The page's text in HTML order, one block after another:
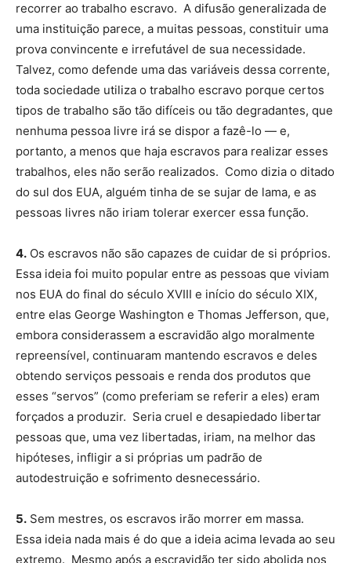
recorrer ao trabalho escravo. A difusão generalizada de
uma instituição parece, a muitas pessoas, constituir uma
prova convincente e irrefutável de sua necessidade.
Talvez, como defende uma das variáveis dessa corrente,
toda sociedade utiliza o trabalho escravo porque certos
tipos de trabalho são tão difíceis ou tão degradantes, que
nenhuma pessoa livre irá se dispor a fazê-lo — e,
portanto, a menos que haja escravos para realizar esses
trabalhos, eles não serão realizados. Como dizia o ditado
do sul dos EUA, alguém tinha de se sujar de lama, e as
pessoas livres não iriam tolerar exercer essa função.
4. Os escravos não são capazes de cuidar de si próprios.
Essa ideia foi muito popular entre as pessoas que viviam
nos EUA do final do século XVIII e início do século XIX,
entre elas George Washington e Thomas Jefferson, que,
embora considerassem a escravidão algo moralmente
repreensível, continuaram mantendo escravos e deles
obtendo serviços pessoais e renda dos produtos que
esses “servos” (como preferiam se referir a eles) eram
forçados a produzir. Seria cruel e desapiedado libertar
pessoas que, uma vez libertadas, iriam, na melhor das
hipóteses, infligir a si próprias um padrão de
autodestruição e sofrimento desnecessário.
5. Sem mestres, os escravos irão morrer em massa.
Essa ideia nada mais é do que a ideia acima levada ao seu
extremo. Mesmo após a escravidão ter sido abolida nos